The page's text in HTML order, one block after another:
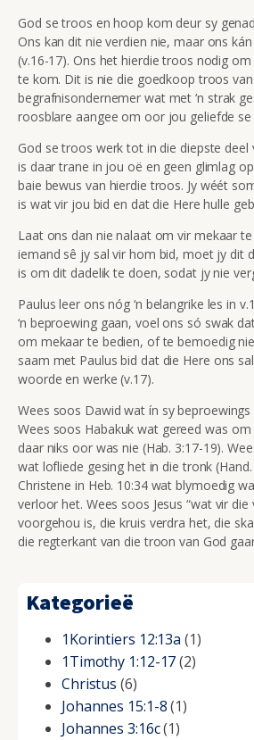
God se troos en hoop kom deur sy
Ons kan dit nie verdien nie, maar ons
(v.16-17). Ons het hierdie troos nodig
te kom. Dit is nie die goedkoop troos van
begrafnisondernemer wat met ‘n strak
roosblare aangee om oor jou geliefde
God se troos werk tot in die diepste deel
is daar trane in jou oë en geen glimlag
baie bewus van hierdie troos. Jy wéét
is wat vir jou bid en dat die Here hulle
Laat ons dan nie nalaat om vir mekaar
iemand sê jy sal vir hom bid, moet jy dit
is om dit dadelik te doen, sodat jy nie
Paulus leer ons nóg ‘n belangrike les in
‘n beproewing gaan, voel ons só swak
om mekaar te bedien, of te bemoedig
saam met Paulus bid dat die Here ons
woorde en werke (v.17).
Wees soos Dawid wat ín sy
Wees soos Habakuk wat gereed was
daar niks oor was nie (Hab. 3:17-19).
wat lofliede gesing het in die tronk
Christene in Heb. 10:34 wat blymoedig
verloor het. Wees soos Jesus “wat vir
voorgehou is, die kruis verdra het, die
die regterkant van die troon van God
Kategorieë
1Korintiers 12:13a (1)
1Timothy 1:12-17(2)
Christus (6)
Johannes 15:1-8(1)
Johannes 3:16c(1)